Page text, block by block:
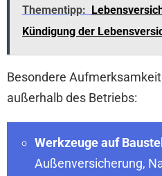
Thementipp:
Kündigung der
Besondere
außerhalb des Betriebs:
Werkzeuge auf
Außenversicherung,